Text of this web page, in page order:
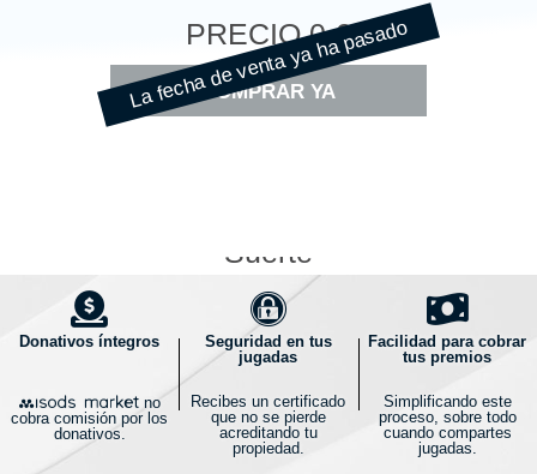
PRECIO0 €
COMPRAR YA
La fecha de venta ya ha pasado
Suerte
Donativos íntegros
no
cobra comisión por los
donativos.
Seguridad en tus
jugadas
Recibes un certificado
que no se pierde
acreditando tu
propiedad.
Facilidad para cobrar
tus premios
Simplificando este
proceso, sobre todo
cuando compartes
jugadas.